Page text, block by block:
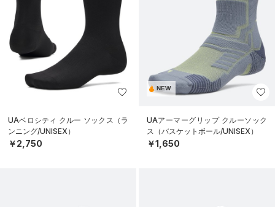
UAベロシティ クルー ソックス（ラ
ンニング/UNISEX）
￥2,750
NEW
UAアーマーグリップ クルーソック
ス（バスケットボール/UNISEX）
￥1,650